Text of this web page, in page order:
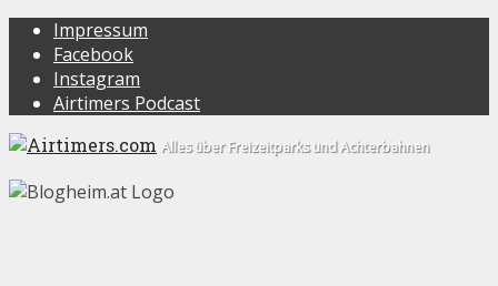
Impressum
Facebook
Instagram
Airtimers Podcast
Alles über Freizeitparks und Achterbahnen